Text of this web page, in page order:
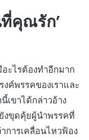
คุณรัก’
ะไรต้องทำอีกมาก
ค์พรรคของเราและ
เขาได้กล่าวอ้าง
งขุดคุ้ยผู้นำพรรคที่
การเคลื่อนไหวฟ้อง